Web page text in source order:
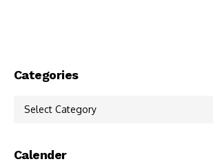
Categories
Calender